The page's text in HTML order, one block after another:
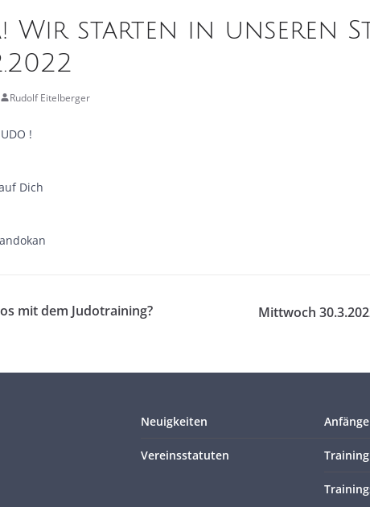
Wir starten in unseren
Rudolf Eitelberger
!
Dich
mit dem Judotraining? Mittwoch
Neuigkeiten
Vereinsstatuten Training